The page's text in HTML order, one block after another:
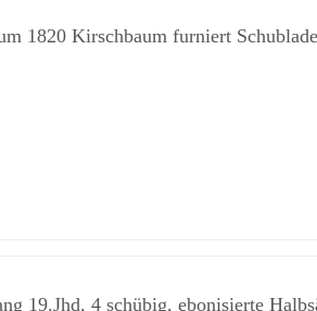
1820 Kirschbaum furniert
19.Jhd, 4 schübig, ebonisierte